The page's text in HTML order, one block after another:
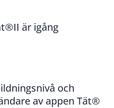
är igång
och
av appen Tät®